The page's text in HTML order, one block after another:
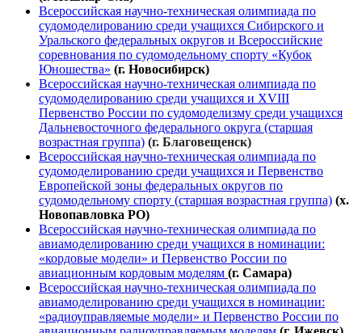
Всероссийская научно-техническая олимпиада по
судомоделированию среди учащихся Сибирского и
Уральского федеральных округов и Всероссийские
соревнования по судомодельному спорту «Кубок
Юношества» (г. Новосибирск)
Всероссийская научно-техническая олимпиада по
судомоделированию среди учащихся и XVIII
Первенство России по судомоделизму среди учащихся
Дальневосточного федерального округа (старшая
возрастная группа) (г. Благовещенск)
Всероссийская научно-техническая олимпиада по
судомоделированию среди учащихся и Первенство
Европейской зоны федеральных округов по
судомодельному спорту (старшая возрастная группа) (х.
Новопавловка РО)
Всероссийская научно-техническая олимпиада по
авиамоделированию среди учащихся в номинации:
«кордовые модели» и Первенство России по
авиационным кордовым моделям (г. Самара)
Всероссийская научно-техническая олимпиада по
авиамоделированию среди учащихся в номинации:
«радиоуправляемые модели» и Первенство России по